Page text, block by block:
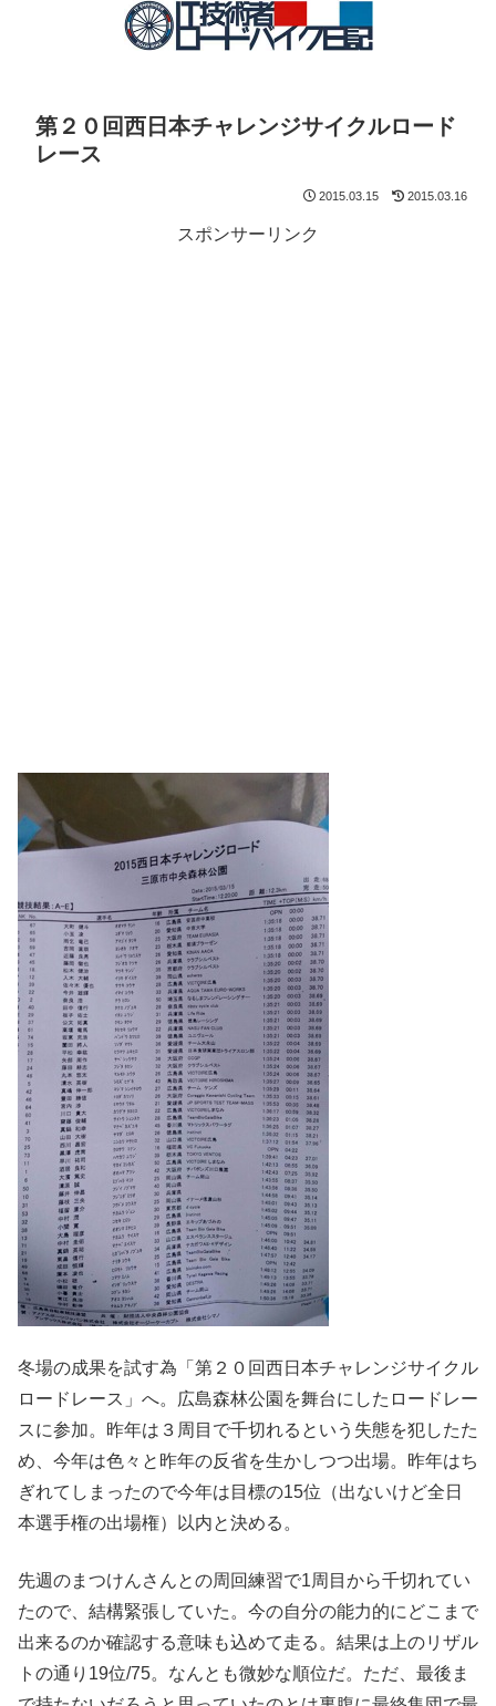
第２０回西日本チャレンジサイクルロード
レース
2015.03.15 2015.03.16
スポンサーリンク
冬場の成果を試す為「第２０回西日本チャレンジサイクル
ロードレース」へ。広島森林公園を舞台にしたロードレー
スに参加。昨年は３周目で千切れるという失態を犯したた
め、今年は色々と昨年の反省を生かしつつ出場。昨年はち
ぎれてしまったので今年は目標の15位（出ないけど全日
本選手権の出場権）以内と決める。
先週のまつけんさんとの周回練習で1周目から千切れてい
たので、結構緊張していた。今の自分の能力的にどこまで
出来るのか確認する意味も込めて走る。結果は上のリザル
トの通り19位/75。なんとも微妙な順位だ。ただ、最後ま